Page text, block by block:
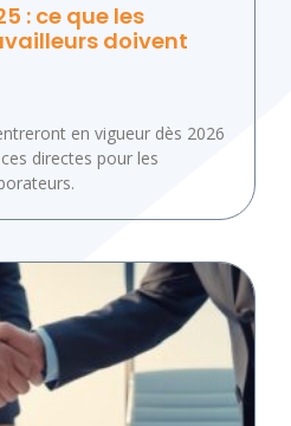
: ce que les
doivent
en vigueur dès 2026
directes pour les